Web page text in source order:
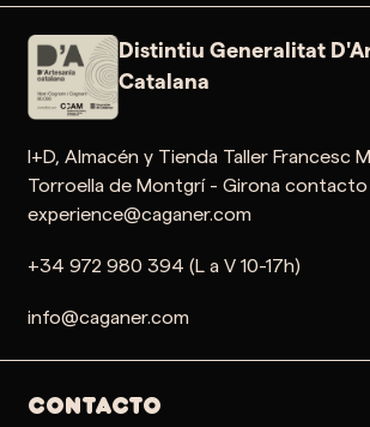
Distintiu Generalitat
Catalana
I+D, Almacén y Tienda Taller Francesc
Torroella de Montgrí - Girona contacto
experience@caganer.com
+34 972 980 394 (L a V 10-17h)
info@caganer.com
Contacto